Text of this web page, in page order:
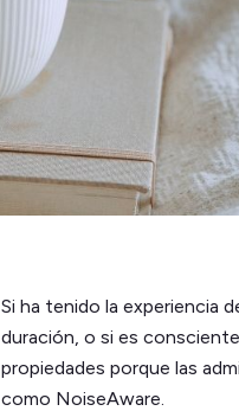
Si ha tenido la experiencia
duración, o si es
propiedades porque las
como NoiseAware.